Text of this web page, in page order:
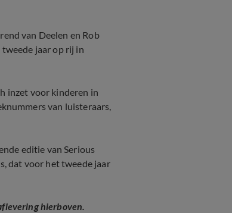
van Deelen en Rob
jaar op rij in
inzet voor kinderen in
van luisteraars,
editie van Serious
dat voor het tweede jaar
hierboven.